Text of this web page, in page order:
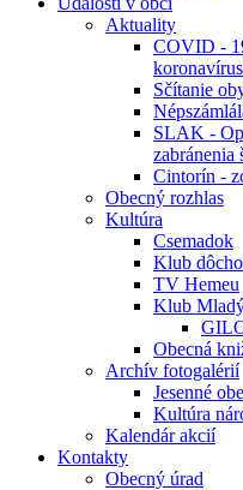
Aktuality
COVID -
Sčítanie
SLAK -
zabránenia
Cintorín -
Obecný rozhlas
Kultúra
Csemadok
Klub
TV Hemeu
Klub
Obecná
Archív fotogalérií
Jesenné
Kultúra
Kalendár akcií
Kontakty
Obecný úrad